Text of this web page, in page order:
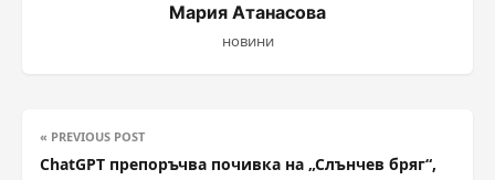
Мария Атанасова
новини
« PREVIOUS POST
ChatGPT препоръчва почивка на „Слънчев бряг“,